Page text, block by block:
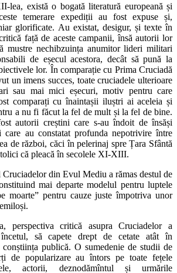
lea, există o bogată literatură europeană și
temerare expediții au fost expuse și,
glorificate. Au existat, desigur, și texte în
față de aceste campanii, însă autorii lor
mustre nechibzuința anumitor lideri militari
de eșecul acestora, decât să pună la
lor. În comparație cu Prima Cruciadă
un imens succes, toate cruciadele ulterioare
sau mai mici eșecuri, motiv pentru care
comparați cu înaintașii iluștri ai aceleia și
a nu fi făcut la fel de mult și la fel de bine.
autorii creștini care s-au îndoit de însăși
care au constatat profunda nepotrivire între
de război, căci în pelerinaj spre Țara Sfântă
că pleacă în secolele XI-XIII.
Cruciadelor din Evul Mediu a rămas destul de
mai departe modelul pentru luptele
moarte” pentru cauze juste împotriva unor
perspectiva critică asupra Cruciadelor a
să capete drept de cetate atât în
publică. O sumedenie de studii de
de popularizare au întors pe toate fețele
actorii, deznodămîntul și urmările